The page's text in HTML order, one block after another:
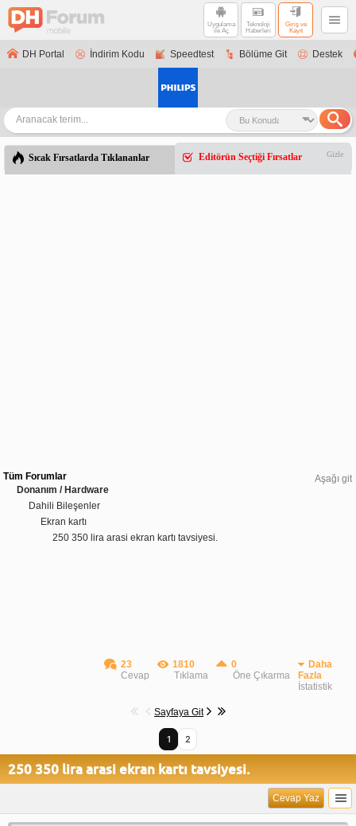
Uygulama
ile Aç
Teknoloji
Haberleri
Giriş ve
Kayıt
DH Portal İndirim Kodu Speedtest Bölüme Git Destek
Sıcak Fırsatlarda Tıklananlar Editörün Seçtiği Fırsatlar Gizle
Aşağı git
Tüm Forumlar
Donanım / Hardware
Dahili Bileşenler
Ekran kartı
250 350 lira arasi ekran kartı tavsiyesi.
23
Cevap
1810
Tıklama
0
Öne Çıkarma
Daha
Fazla
İstatistik
Sayfaya Git
1 2
250 350 lira arasi ekran kartı tavsiyesi.
Cevap Yaz